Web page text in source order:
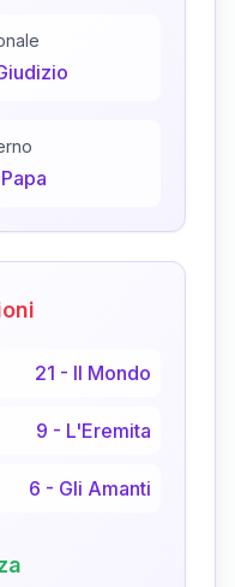
21 - Il Mondo
9 - L'Eremita
6 - Gli Amanti